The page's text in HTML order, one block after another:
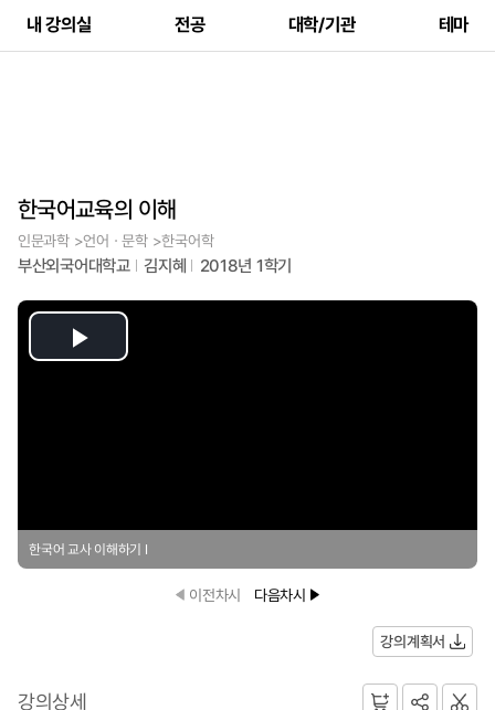
내 강의실 전공 대학/기관 테마
한국어교육의 이해
인문과학 >언어ㆍ문학 >한국어학
부산외국어대학교 김지혜 2018년 1학기
Play
한국어 교사 이해하기 Ⅰ
이전차시 다음차시
강의계획서
강의상세